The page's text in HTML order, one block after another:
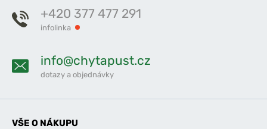
+420 377 477 291
infolinka
info@chytapust.cz
dotazy a objednávky
VŠE O NÁKUPU